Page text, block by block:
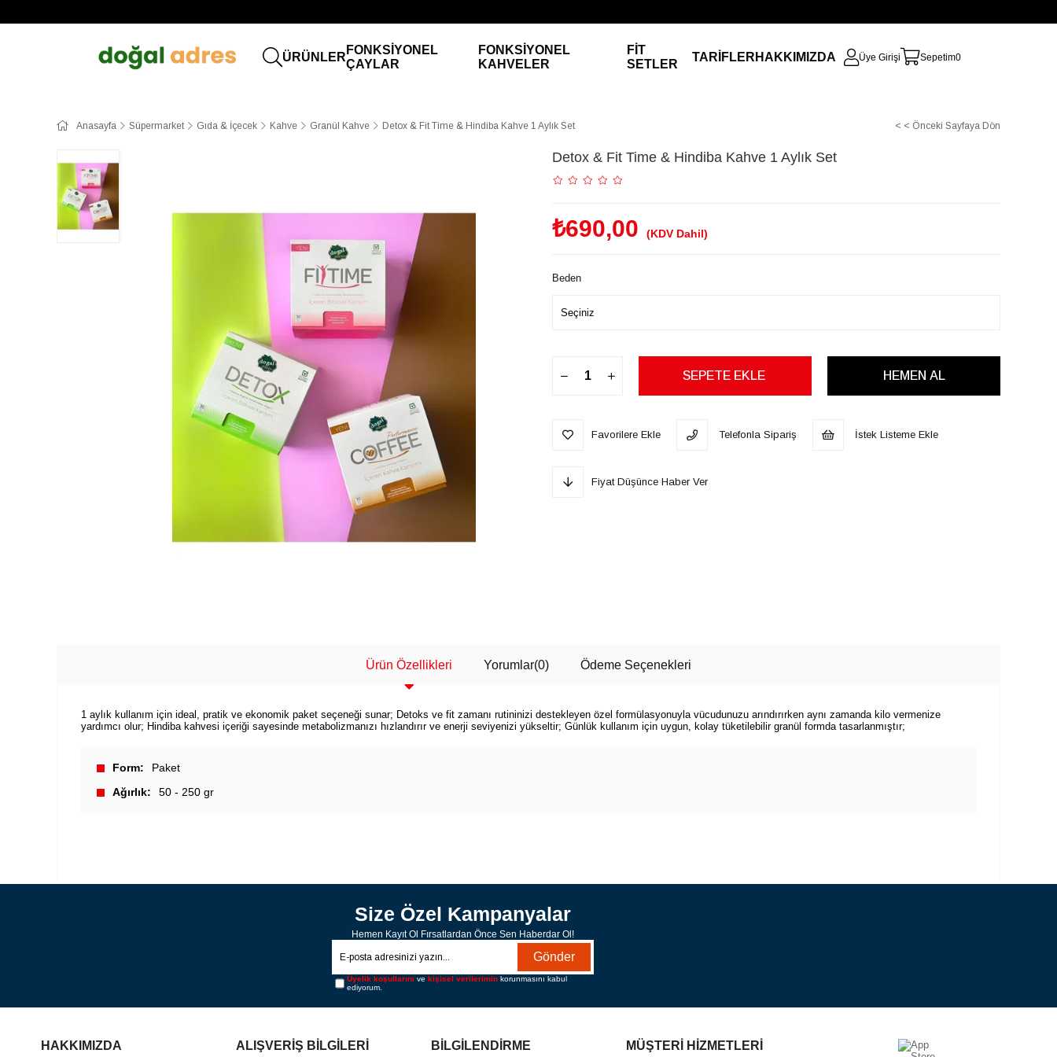
ÜRÜNLER
FONKSİYONEL
ÇAYLAR
FONKSİYONEL
KAHVELER
FİT
SETLER
TARİFLER HAKKIMIZDA Üye Girişi Sepetim0
Anasayfa Süpermarket Gıda & İçecek Kahve Granül Kahve Detox & Fit Time & Hindiba Kahve 1 Aylık Set < < Önceki Sayfaya Dön
Detox & Fit Time & Hindiba Kahve 1 Aylık Set
₺690,00 (KDV Dahil)
Beden
Favorilere Ekle Telefonla Sipariş İstek Listeme Ekle
Fiyat Düşünce Haber Ver
Ürün Özellikleri Yorumlar(0) Ödeme Seçenekleri
1 aylık kullanım için ideal, pratik ve ekonomik paket seçeneği sunar; Detoks ve fit zamanı rutininizi destekleyen özel formülasyonuyla vücudunuzu arındırırken aynı zamanda kilo vermenize
yardımcı olur; Hindiba kahvesi içeriği sayesinde metabolizmanızı hızlandırır ve enerji seviyenizi yükseltir; Günlük kullanım için uygun, kolay tüketilebilir granül formda tasarlanmıştır;
Form
Paket
Ağırlık
50 - 250 gr
Size Özel Kampanyalar
Hemen Kayıt Ol Fırsatlardan Önce Sen Haberdar Ol!
Gönder
Üyelik koşullarını vekişisel verilerimin korunmasını kabul
ediyorum.
HAKKIMIZDA ALIŞVERİŞ BİLGİLERİ BİLGİLENDİRME MÜŞTERİ HİZMETLERİ